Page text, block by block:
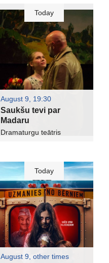
Today
August 9, 19:30
Saukšu tevi par
Madaru
Dramaturgu teātris
Today
August 9, other times